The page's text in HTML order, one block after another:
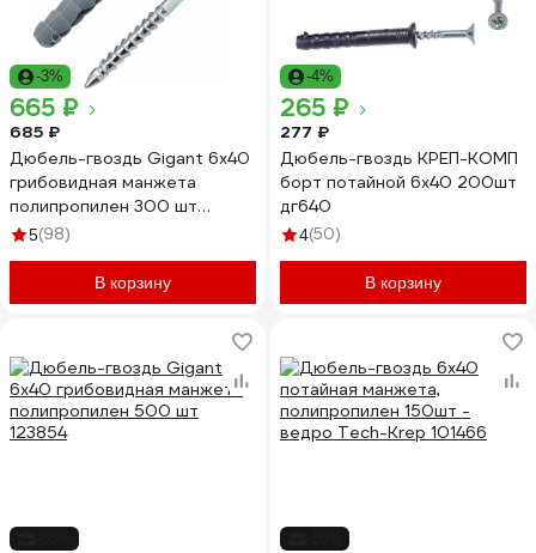
-3%
665 ₽
685 ₽
Дюбель-гвоздь Gigant 6x40
грибовидная манжета
полипропилен 300 шт
123863
5(98)
В корзину
-4%
265 ₽
277 ₽
Дюбель-гвоздь КРЕП-КОМП
борт потайной 6х40 200шт
дг640
4(50)
В корзину